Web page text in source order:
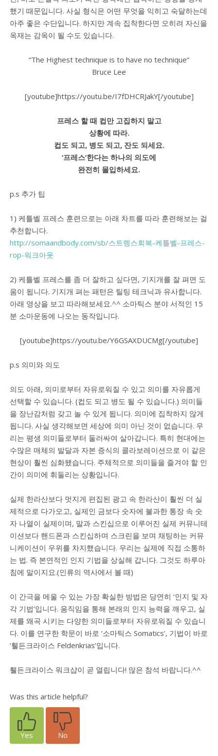
했기 때문입니다. 사실 형식은 어떤 무엇을 익히고 숙달하는데
아주 좋은 수단입니다. 하지만 계속 집착한다면 오히려 자신을
옥재는 감옥이 될 수도 있습니다.
“The Highest technique is to have no technique”
Bruce Lee
[youtube]https://youtu.be/I7fDHCRJakY[/youtube]
프레스 할 때 컵만 고집하지 말고
상황에 따라.
컵도 되고, 병도 되고, 잔도 되세요.
‘프레스’한다는 하나의 의도에
완전히 몰입하세요.
p.s 추가 팁
1) 케틀벨 프레스 훈련으로는 아래 차트를 따라 훈련해보는 걸
추천합니다.
http://somaandbody.com/sb/스트렝스회복-케틀벨-프레스-
rop-워크아웃
2) 케틀벨 프레스를 좀 더 잘하고 싶다면, 기지개를 잘 펴면 도
움이 됩니다. 기지개 펴는 패턴은 틸팅 테크닉과 유사합니다.
아래 영상을 보고 따라해보세요.^^ 소마틱스 분야 서적인 15
분 소마운동에 나오는 동작입니다.
[youtube]https://youtu.be/Y6GSAXDUCMg[/youtube]
p.s 의미와 의도
의도 아래, 의미로부터 자유로워질 수 있고 의미를 자유롭게
선택할 수 있습니다. (컵도 되고 병도 될 수 있습니다.) 의미들
을 장난감처럼 갖고 놀 수 있게 됩니다. 의미에 집착하지 않게
됩니다. 사실 생각해보면 세상에 의미 아닌 것이 없습니다. 우
리는 평생 의미들로부터 둘러싸여 살아갑니다. 특히 현대에는
수많은 매체의 발달과 자본 증식의 콜라보레이션으로 이 같은
현상이 훨씬 심화됐습니다. 주체적으로 의미들을 즐겨야 할 인
간이 의미에 휘둘리는 상황입니다.
실제 한라산보다 멋지게 편집된 광고 속 한라산이 훨씬 더 실
제적으로 다가오고, 실제인 금보다 숫자에 불과한 통장 속 숫
자 나열이 실제이며, 말과 스킨십으로 이루어진 실제 커뮤니테
이션보다 핸드폰과 스킨십하며 스크린을 보며 채팅하는 커뮤
니케이션이 우위를 차지했습니다. 우리는 실제에 직접 소통하
는 법. 즉 본연적인 인지 기법을 상실해 갑니다. 그것도 하루아
침에 말이지요.(인류의 역사에서 볼 때)
이 간극을 메울 수 있는 가장 확실한 방법은 당연히 ‘인지 및 자
각 기법’입니다. 움직임을 통해 본래의 인지 능력을 깨우고, 실
제를 왜곡 시키는 다양한 의미들로부터 자유로워질 수 있습니
다. 이를 연구한 학문이 바로 ‘소마틱스 Somatics’, 기법이 바로
‘휄든크라이스 Feldenkrias’입니다.
휄든크라이스 워크샵이 곧 열립니다! 많은 참석 바랍니다.^^
Was this article helpful?
Yes No